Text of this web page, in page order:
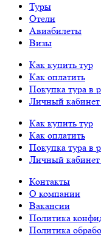
Туры
Отели
Авиабилеты
Визы
Как купить тур
Как оплатить
Покупка тура в
Личный кабинет
Как купить тур
Как оплатить
Покупка тура в
Личный кабинет
Контакты
О компании
Вакансии
Политика
Политика